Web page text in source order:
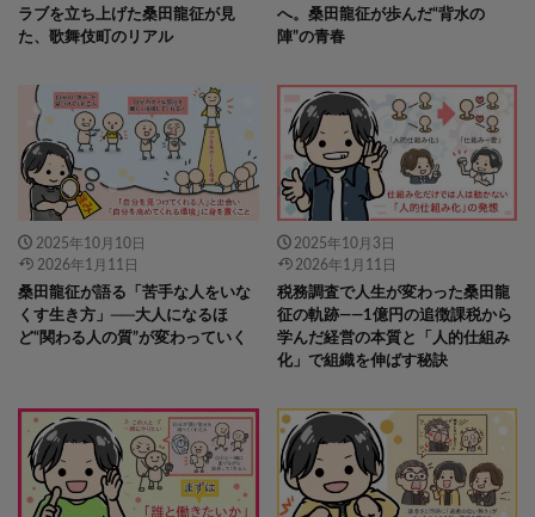
ラブを立ち上げた桑田龍征が見
た、歌舞伎町のリアル
へ。桑田龍征が歩んだ“背水の
陣”の青春
2025年10月10日
2026年1月11日
桑田龍征が語る「苦手な人をいな
くす生き方」──大人になるほ
ど“関わる人の質”が変わっていく
2025年10月3日
2026年1月11日
税務調査で人生が変わった桑田龍
征の軌跡――1億円の追徴課税から
学んだ経営の本質と「人的仕組み
化」で組織を伸ばす秘訣